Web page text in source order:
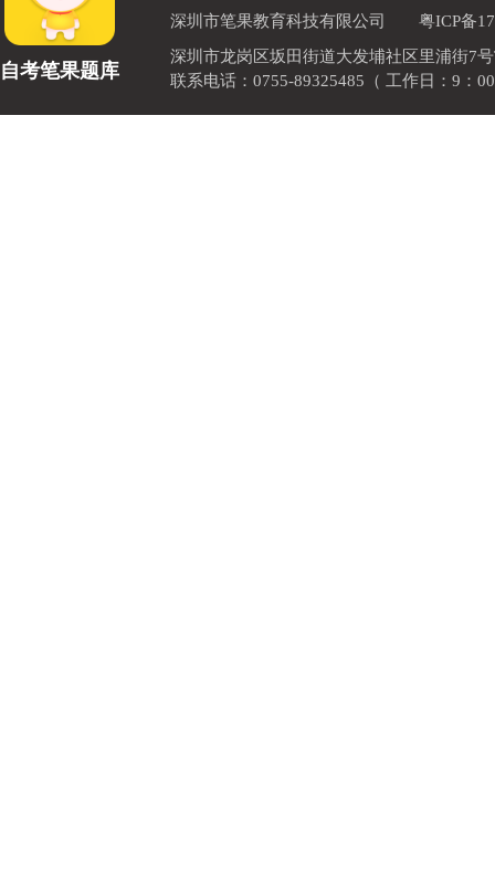
185****2385
自考笔果题库
深圳市笔果教育科技有限公司
粤ICP备
深圳市龙岗区坂田街道大发埔社区里浦街7
联系电话：0755-89325485（ 工作日：9：